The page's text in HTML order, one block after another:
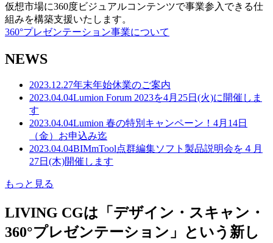
仮想市場に360度ビジュアルコンテンツで事業参入できる仕
組みを構築支援いたします。
360°プレゼンテーション事業について
NEWS
2023.12.27年末年始休業のご案内
2023.04.04Lumion Forum 2023を4月25日(火)に開催しま
す
2023.04.04Lumion 春の特別キャンペーン！4月14日
（金）お申込み迄
2023.04.04BIMmTool点群編集ソフト製品説明会を４月
27日(木)開催します
もっと見る
LIVING CGは「デザイン・スキャン・
360°プレゼンテーション」という新し